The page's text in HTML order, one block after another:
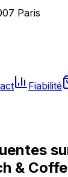
Paris
Fiabilité
&